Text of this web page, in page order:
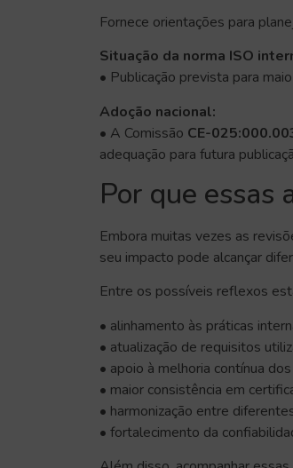
Fornece orientações para
Situação da norma ISO
• Publicação prevista para maio
Adoção nacional:
• A Comissão CE-
adequação para futura
Por que essas
Embora muitas vezes as
seu impacto pode alcançar
Entre os possíveis reflexos
• alinhamento às práticas
• atualização de requisitos
• apoio à melhoria contínua
• maior consistência em
• harmonização entre
• fortalecimento da